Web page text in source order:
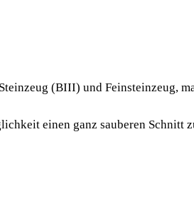
TEN-BRIC
(BIII) und Feinsteinzeug,
einen ganz sauberen Schnitt